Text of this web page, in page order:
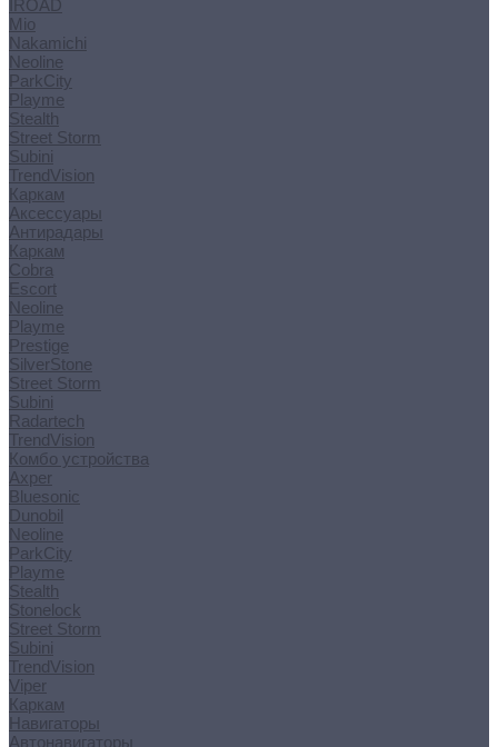
IROAD
Mio
Nakamichi
Neoline
ParkCity
Playme
Stealth
Street Storm
Subini
TrendVision
Каркам
Аксессуары
Антирадары
Каркам
Cobra
Escort
Neoline
Playme
Prestige
SilverStone
Street Storm
Subini
Radartech
TrendVision
Комбо устройства
Axper
Bluesonic
Dunobil
Neoline
ParkCity
Playme
Stealth
Stonelock
Street Storm
Subini
TrendVision
Viper
Каркам
Навигаторы
Автонавигаторы